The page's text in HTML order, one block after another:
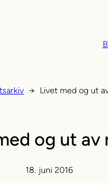
→ Livet med og ut
og ut av
18. juni 2016